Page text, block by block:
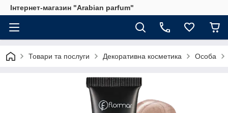
Інтернет-магазин "Arabian parfum"
Товари та послуги Декоративна косметика Особа